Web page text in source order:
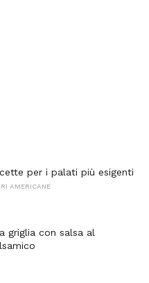
per i palati più esigenti
AMERICANE
griglia con salsa al